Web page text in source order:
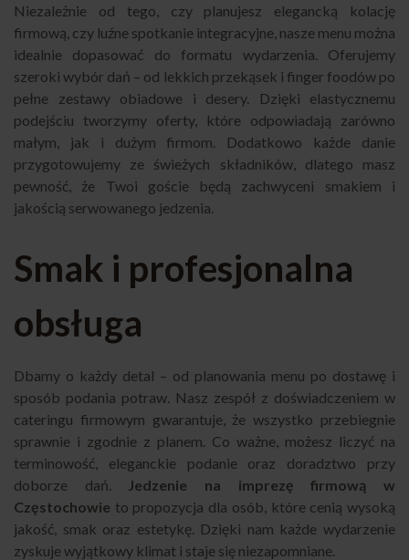
Niezależnie od tego, czy planujesz elegancką kolację
firmową, czy luźne spotkanie integracyjne, nasze menu można
idealnie dopasować do formatu wydarzenia. Oferujemy
szeroki wybór dań – od lekkich przekąsek i finger foodów po
pełne zestawy obiadowe i desery. Dzięki elastycznemu
podejściu tworzymy oferty, które odpowiadają zarówno
małym, jak i dużym firmom. Dodatkowo każde danie
przygotowujemy ze świeżych składników, dlatego masz
pewność, że Twoi goście będą zachwyceni smakiem i
jakością serwowanego jedzenia.
Smak i profesjonalna
obsługa
Dbamy o każdy detal – od planowania menu po dostawę i
sposób podania potraw. Nasz zespół z doświadczeniem w
cateringu firmowym gwarantuje, że wszystko przebiegnie
sprawnie i zgodnie z planem. Co ważne, możesz liczyć na
terminowość, eleganckie podanie oraz doradztwo przy
doborze dań.
Jedzenie na imprezę firmową w
Częstochowie to propozycja dla osób, które cenią wysoką
jakość, smak oraz estetykę. Dzięki nam każde wydarzenie
zyskuje wyjątkowy klimat i staje się niezapomniane.